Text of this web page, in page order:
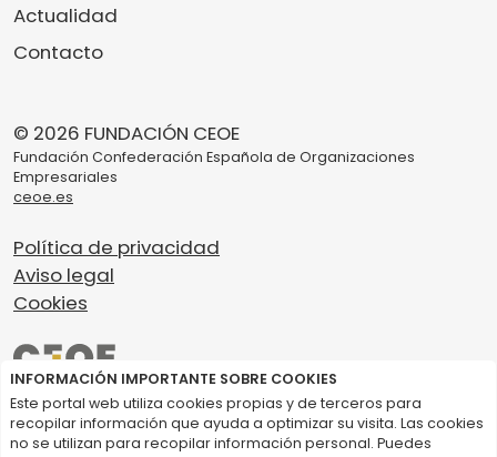
Actualidad
Contacto
© 2026 FUNDACIÓN CEOE
Fundación Confederación Española de Organizaciones
Empresariales
ceoe.es
Política de privacidad
Aviso legal
Cookies
INFORMACIÓN IMPORTANTE SOBRE COOKIES
Este portal web utiliza cookies propias y de terceros para
recopilar información que ayuda a optimizar su visita. Las cookies
no se utilizan para recopilar información personal. Puedes